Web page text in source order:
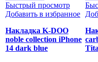
Быстрый просмотр
Добавить в избранное
Накладка K-DOO
noble collection iPhone
14 dark blue